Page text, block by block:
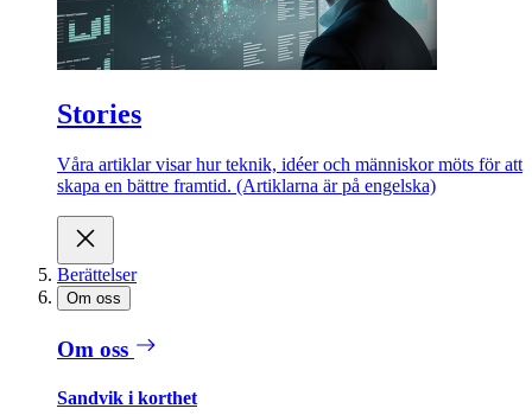
Stories
Våra artiklar visar hur teknik, idéer och människor möts för att
skapa en bättre framtid. (Artiklarna är på engelska)
Berättelser
Om oss
Om oss
Sandvik i korthet